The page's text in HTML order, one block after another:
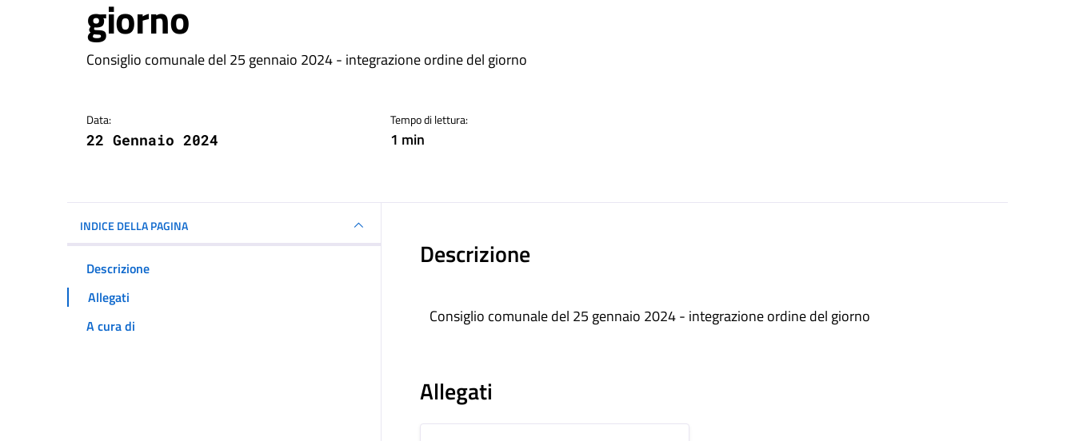
giorno
Dettagli della notizia
Consiglio comunale del 25 gennaio 2024 - integrazione ordine del giorno
Data:
22 Gennaio 2024
Tempo di lettura:
1 min
INDICE DELLA PAGINA
Descrizione
Allegati
A cura di
Descrizione
Consiglio comunale del 25 gennaio 2024 - integrazione ordine del giorno
Allegati